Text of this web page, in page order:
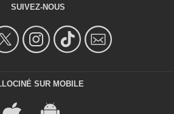
SUIVEZ-NOUS
SUR MOBILE